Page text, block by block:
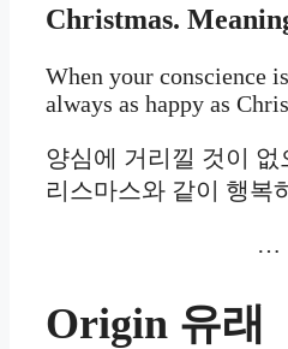
Christmas.
When your conscience
always as happy as
양심에 거리낄 것이 없
리스마스와 같이 행복
…
Origin 유래